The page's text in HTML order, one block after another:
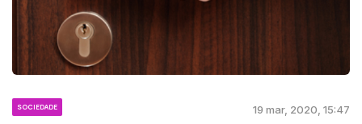
SOCIEDADE 19 mar, 2020, 15:47